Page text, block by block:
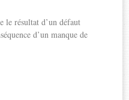
le résultat d’un défaut
d’un manque de